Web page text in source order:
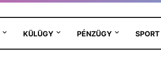
KÜLÜGY PÉNZÜGY SPORT